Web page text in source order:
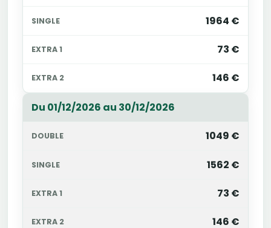
1964 €
73 €
146 €
Du 01/12/2026 au 30/12/2026
1049 €
1562 €
73 €
146 €